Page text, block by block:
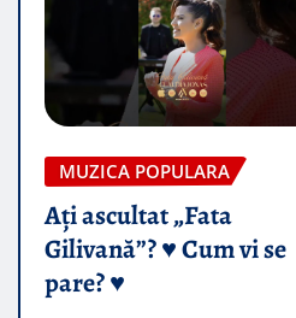
MUZICA POPULARA
Ați ascultat „Fata
Gilivană”? ♥️ Cum vi se
pare? ♥️